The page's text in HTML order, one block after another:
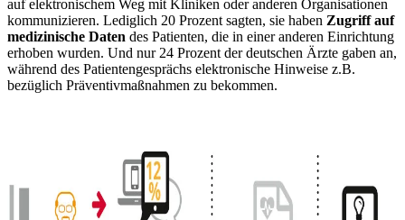
auf elektronischem Weg mit Kliniken oder anderen Organisationen
kommunizieren. Lediglich 20 Prozent sagten, sie haben Zugriff auf
medizinische Daten des Patienten, die in einer anderen Einrichtung
erhoben wurden. Und nur 24 Prozent der deutschen Ärzte gaben an,
während des Patientengesprächs elektronische Hinweise z.B.
bezüglich Präventivmaßnahmen zu bekommen.